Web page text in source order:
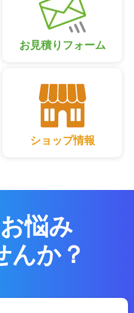
お見積りフォーム
ショップ情報
悩み
んか？